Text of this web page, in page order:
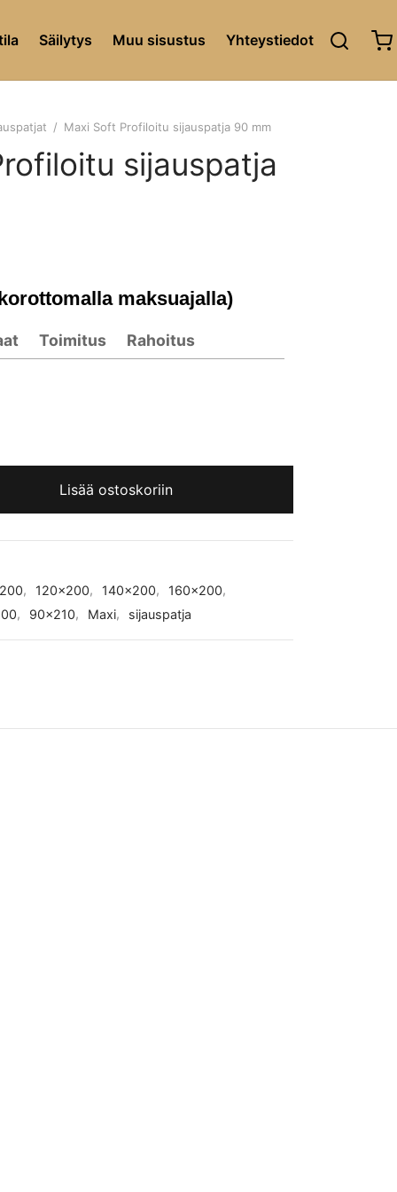
Säilytys Muu sisustus Yhteystiedot
/ Maxi Soft Profiloitu sijauspatja 90 mm
sijauspatja
maksuajalla)
Toimitus Rahoitus
Lisää ostoskoriin
, 120x200, 140x200, 160x200,
, 90x210, Maxi, sijauspatja